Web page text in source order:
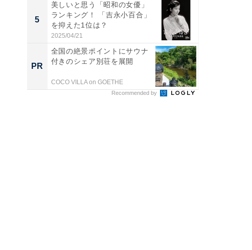
5
美しいと思う「昭和の女優」
ランキング！ 「吉永小百合」
を抑えた1位は？
2025/04/21
PR
全国の絶景ポイントにサウナ
付きのシェア別荘を展開
COCO VILLA on GOETHE
Recommended by